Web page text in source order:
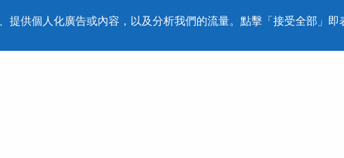
Reserved. Dtell網頁設計
提供個人化廣告或內容，以及分析我們的流量。點擊「接受全部」即